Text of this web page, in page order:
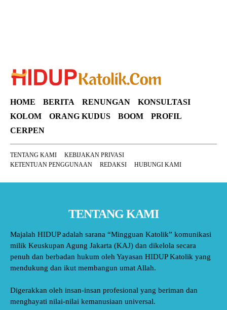
HOME BERITA RENUNGAN
KONSULTASI
KOLOM
ORANG KUDUS BOOM
PROFIL
CERPEN
TENTANG KAMI
KEBIJAKAN PRIVASI
KETENTUAN PENGGUNAAN
REDAKSI HUBUNGI KAMI
TENTANG KAMI
Majalah HIDUP adalah sarana “Mingguan Katolik” komunikasi
milik Keuskupan Agung Jakarta (KAJ) dan dikelola secara
penuh dan berbadan hukum oleh Yayasan HIDUP Katolik yang
mendukung dan ikut membangun umat Allah.
Digerakkan oleh insan-insan profesional yang beriman dan
menghayati nilai-nilai kemanusiaan universal.